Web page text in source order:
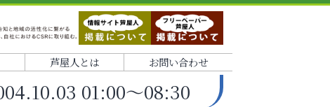
芦屋人とは お問い合わせ
01:00～08:30